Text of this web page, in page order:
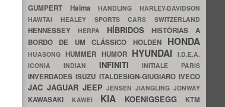
GUMPERT HaimaHANDLINGHARLEY-DAVIDSON
HAWTAI HEALEY SPORTS CARS SWITZERLAND
HENNESSEY HERPA HÍBRIDOSHISTÓRIAS A
BORDO DE UM CLÁSSICO HOLDEN HONDA
HUASONGHUMMER HUMOR HYUNDAI I.D.E.A.
ICONIA INDIAN INFINITIINITIALE PARIS
INVERDADESISUZU ITALDESIGN-GIUGIAROIVECO
JAC JAGUAR JEEPJENSENJIANGLINGJONWAY
KAWASAKI KAWEI KIA KOENIGSEGG KTM